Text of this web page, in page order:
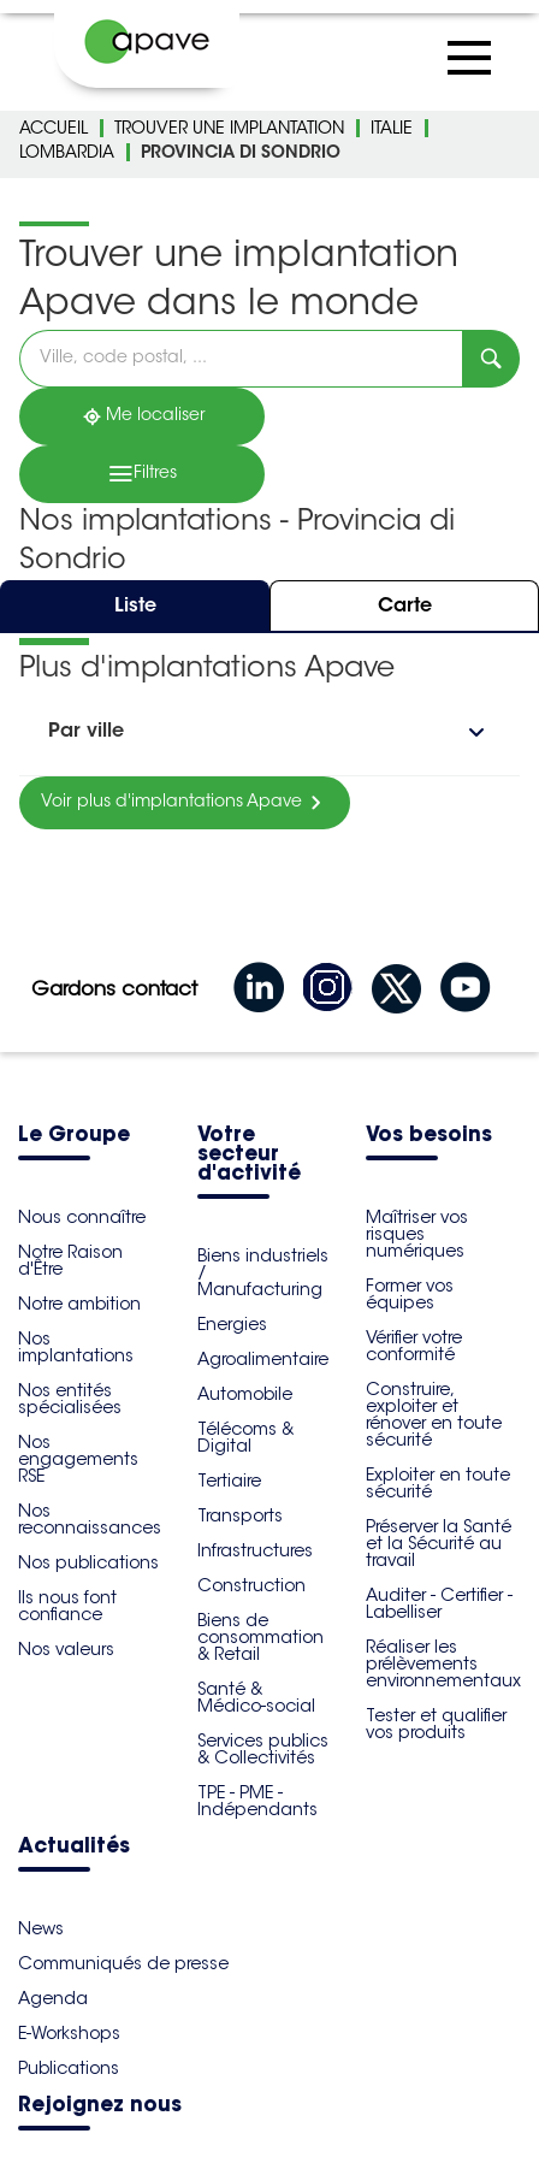
ACCUEIL TROUVER UNE IMPLANTATION
ITALIE
LOMBARDIA
PROVINCIA DI SONDRIO
Trouver une implantation
Apave dans le monde
Veuillez
renseigner
une
adresse
Me localiser
Filtres
Nos implantations - Provincia di
Sondrio
Liste Carte
Plus d'implantations Apave
Par ville
Voir plus d'implantations Apave
Gardons contact
Le Groupe
Nous connaître
Notre Raison
d'Être
Notre ambition
Nos
implantations
Nos entités
spécialisées
Nos
engagements
RSE
Nos
reconnaissances
Nos publications
Ils nous font
confiance
Nos valeurs
Votre
secteur
d'activité
Biens industriels
/
Manufacturing
Energies
Agroalimentaire
Automobile
Télécoms &
Digital
Tertiaire
Transports
Infrastructures
Construction
Biens de
consommation
& Retail
Santé &
Médico-social
Services publics
& Collectivités
TPE - PME -
Indépendants
Vos besoins
Maîtriser vos
risques
numériques
Former vos
équipes
Vérifier votre
conformité
Construire,
exploiter et
rénover en toute
sécurité
Exploiter en toute
sécurité
Préserver la Santé
et la Sécurité au
travail
Auditer - Certifier -
Labelliser
Réaliser les
prélèvements
environnementaux
Tester et qualifier
vos produits
Actualités
News
Communiqués de presse
Agenda
E-Workshops
Publications
Rejoignez nous